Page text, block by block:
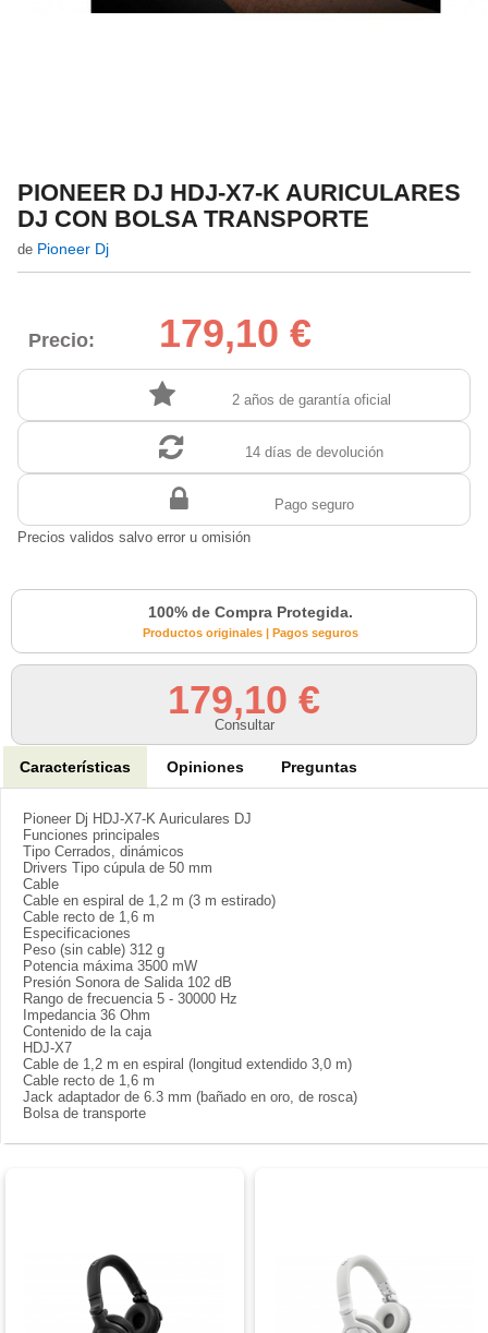
PIONEER DJ HDJ-X7-K AURICULARES
DJ CON BOLSA TRANSPORTE
de Pioneer Dj
Precio: 179,10 €
2 años de garantía oficial
14 días de devolución
Pago seguro
Precios validos salvo error u omisión
100% de Compra Protegida.
Productos originales | Pagos seguros
179,10 €
Consultar
Características Opiniones Preguntas
Pioneer Dj HDJ-X7-K Auriculares DJ
Funciones principales
Tipo Cerrados, dinámicos
Drivers Tipo cúpula de 50 mm
Cable
Cable en espiral de 1,2 m (3 m estirado)
Cable recto de 1,6 m
Especificaciones
Peso (sin cable) 312 g
Potencia máxima 3500 mW
Presión Sonora de Salida 102 dB
Rango de frecuencia 5 - 30000 Hz
Impedancia 36 Ohm
Contenido de la caja
HDJ-X7
Cable de 1,2 m en espiral (longitud extendido 3,0 m)
Cable recto de 1,6 m
Jack adaptador de 6.3 mm (bañado en oro, de rosca)
Bolsa de transporte